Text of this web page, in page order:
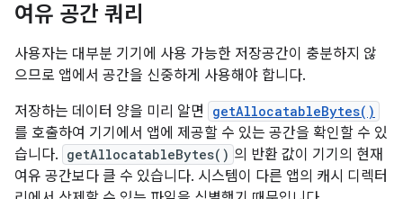
여유 공간 쿼리
사용자는 대부분 기기에 사용 가능한 저장공간이 충분하지 않
으므로 앱에서 공간을 신중하게 사용해야 합니다.
저장하는 데이터 양을 미리 알면
getAllocatableBytes()
를 호출하여 기기에서 앱에 제공할 수 있는 공간을 확인할 수 있
습니다. getAllocatableBytes() 의 반환 값이 기기의 현재
여유 공간보다 클 수 있습니다. 시스템이 다른 앱의 캐시 디렉터